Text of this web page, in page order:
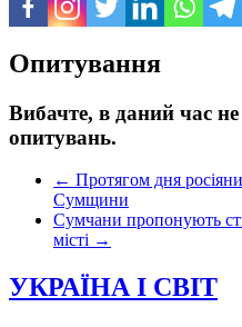
Опитування
Вибачте, в даний час
опитувань.
← Протягом дня
Сумщини
Сумчани пропонують
місті →
УКРАЇНА І СВІТ